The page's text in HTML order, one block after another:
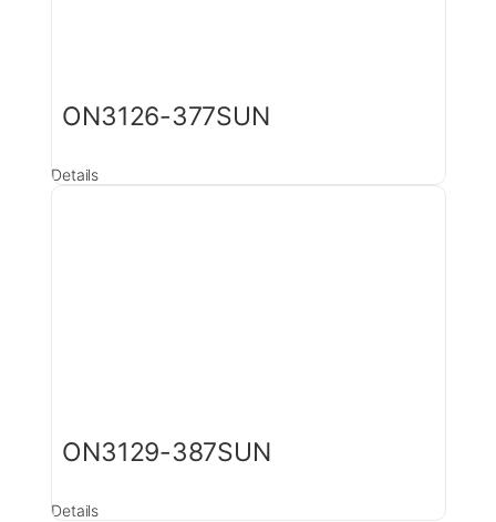
ON3126-377SUN
Details
ON3129-387SUN
Details